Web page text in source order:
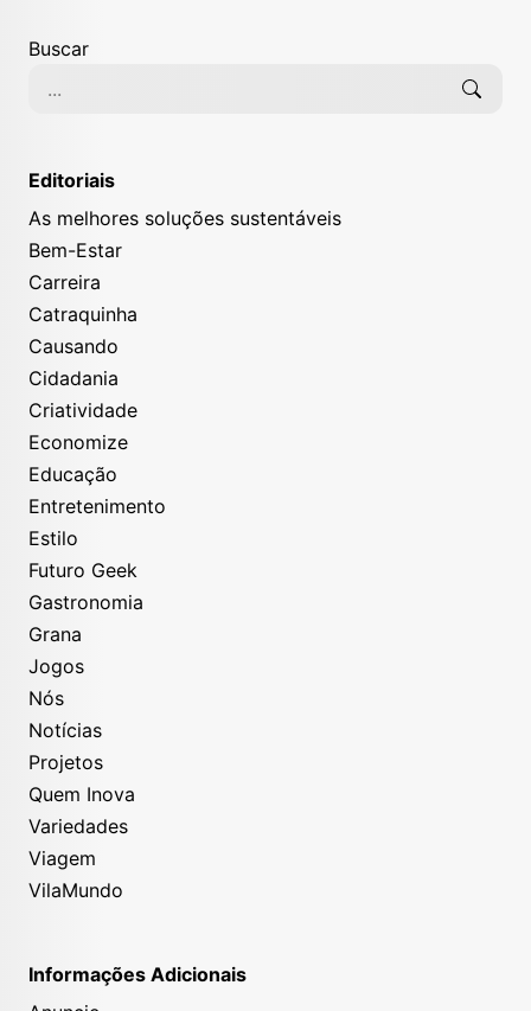
Buscar
Editoriais
As melhores soluções sustentáveis
Bem-Estar
Carreira
Catraquinha
Causando
Cidadania
Criatividade
Economize
Educação
Entretenimento
Estilo
Futuro Geek
Gastronomia
Grana
Jogos
Nós
Notícias
Projetos
Quem Inova
Variedades
Viagem
VilaMundo
Informações Adicionais